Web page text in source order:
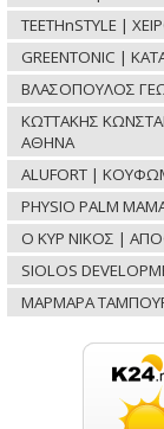
TEETHnSTYLE |
GREENTONIC |
ΒΛΑΣΟΠΟΥΛΟΣ
ΚΩΤΤΑΚΗΣ
ΑΘΗΝΑ
ALUFORT |
PHYSIO PALM
Ο ΚΥΡ ΝΙΚΟΣ |
SIOLOS
ΜΑΡΜΑΡΑ